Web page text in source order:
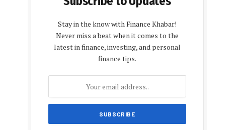
Stay in the know with Finance Khabar!
Never miss a beat when it comes to the
latest in finance, investing, and personal
finance tips.